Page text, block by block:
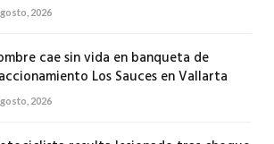
2026
cae sin vida en banqueta de
Los Sauces en Vallarta
2026